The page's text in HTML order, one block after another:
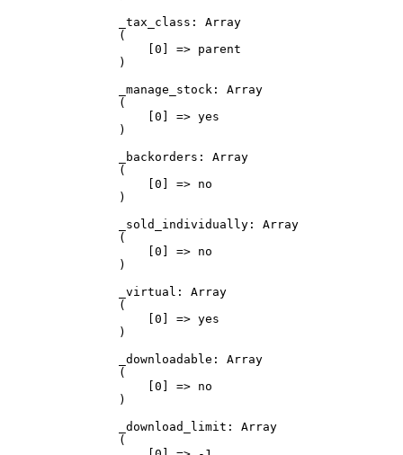
_tax_class: Array
(
    [0] => parent
)
_manage_stock: Array
(
    [0] => yes
)
_backorders: Array
(
    [0] => no
)
_sold_individually: Array
(
    [0] => no
)
_virtual: Array
(
    [0] => yes
)
_downloadable: Array
(
    [0] => no
)
_download_limit: Array
(